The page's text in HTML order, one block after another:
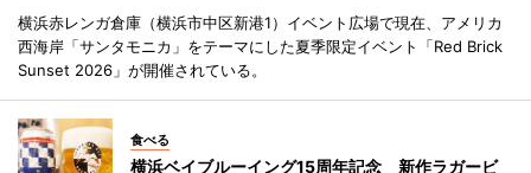
横浜赤レンガ倉庫（横浜市中区新港1）イベント広場で現在、アメリカ
西海岸「サンタモニカ」をテーマにした夏季限定イベント「Red Brick
Sunset 2026」が開催されている。
食べる
横浜ベイブルーイング15周年記念 新作ラガービ